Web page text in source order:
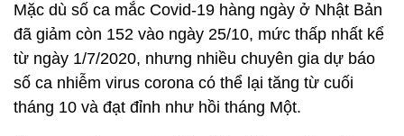
Mặc dù số ca mắc Covid-19 hàng ngày ở Nhật Bản
đã giảm còn 152 vào ngày 25/10, mức thấp nhất kể
từ ngày 1/7/2020, nhưng nhiều chuyên gia dự báo
số ca nhiễm virus corona có thể lại tăng từ cuối
tháng 10 và đạt đỉnh như hồi tháng Một.